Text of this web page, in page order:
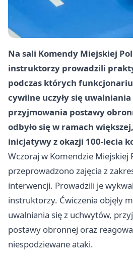
Na sali Komendy Miejskiej
instruktorzy prowadzili
podczas których
cywilne uczyły się
przyjmowania postawy
odbyło się w ramach
inicjatywy z okazji 100-lecia
Wczoraj w Komendzie Miejskiej
przeprowadzono zajęcia z
interwencji. Prowadzili je
instruktorzy. Ćwiczenia objęły
uwalniania się z uchwytów,
postawy obronnej oraz
niespodziewane ataki.